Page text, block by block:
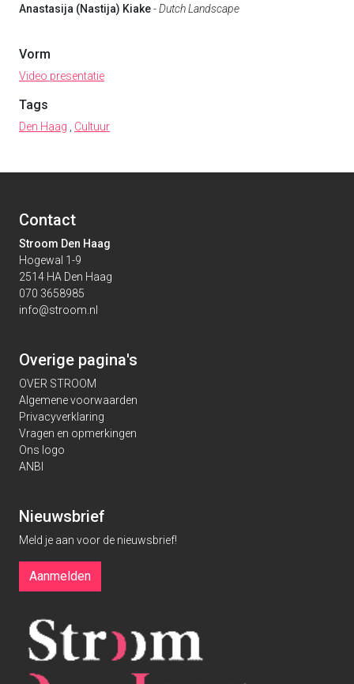
Anastasija (Nastija) Kiake-Dutch Landscape
Vorm
Video presentatie
Tags
Den Haag Cultuur
Contact
Stroom Den Haag
Hogewal 1-9
2514 HA Den Haag
070 3658985
info@stroom.nl
Overige pagina's
OVER STROOM
Algemene voorwaarden
Privacyverklaring
Vragen en opmerkingen
Ons logo
ANBI
Nieuwsbrief
Meld je aan voor de nieuwsbrief!
Aanmelden